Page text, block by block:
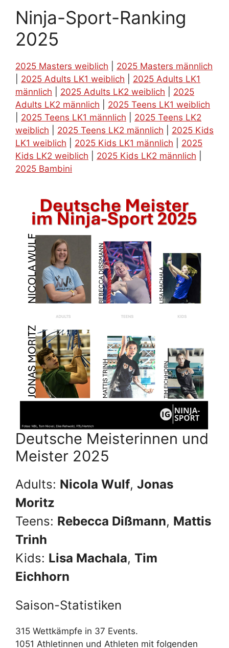
Ninja-Sport-Ranking
2025
2025 Masters weiblich
2025 Masters männlich
2025 Adults LK1 weiblich
2025 Adults LK1
männlich
2025 Adults LK2 weiblich
2025
Adults LK2 männlich
2025 Teens LK1 weiblich
2025 Teens LK1 männlich
2025 Teens LK2
weiblich
2025 Teens LK2 männlich
2025 Kids
LK1 weiblich
2025 Kids LK1 männlich
2025
Kids LK2 weiblich
2025 Kids LK2 männlich
2025 Bambini
Deutsche Meisterinnen und
Meister 2025
Adults: Nicola Wulf, Jonas
Moritz
Teens: Rebecca Dißmann, Mattis
Trinh
Kids: Lisa Machala, Tim
Eichhorn
Saison-Statistiken
315 Wettkämpfe in 37 Events.
1051 Athletinnen und Athleten mit folgenden